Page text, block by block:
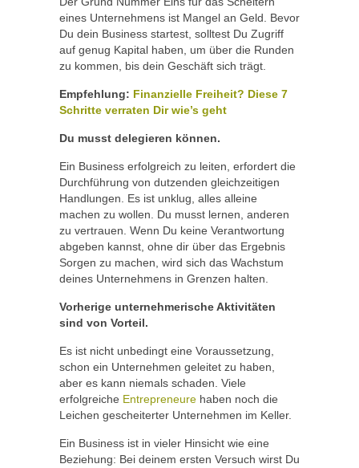
eines Unternehmens ist Mangel an Geld. Bevor
Du dein Business startest, solltest Du Zugriff
auf genug Kapital haben, um über die Runden
zu kommen, bis dein Geschäft sich trägt.
Empfehlung: Finanzielle Freiheit? Diese 7
Schritte verraten Dir wie’s geht
Du musst delegieren können.
Ein Business erfolgreich zu leiten, erfordert die
Durchführung von dutzenden gleichzeitigen
Handlungen. Es ist unklug, alles alleine
machen zu wollen. Du musst lernen, anderen
zu vertrauen. Wenn Du keine Verantwortung
abgeben kannst, ohne dir über das Ergebnis
Sorgen zu machen, wird sich das Wachstum
deines Unternehmens in Grenzen halten.
Vorherige unternehmerische Aktivitäten
sind von Vorteil.
Es ist nicht unbedingt eine Voraussetzung,
schon ein Unternehmen geleitet zu haben,
aber es kann niemals schaden. Viele
erfolgreiche Entrepreneure haben noch die
Leichen gescheiterter Unternehmen im Keller.
Ein Business ist in vieler Hinsicht wie eine
Beziehung: Bei deinem ersten Versuch wirst Du